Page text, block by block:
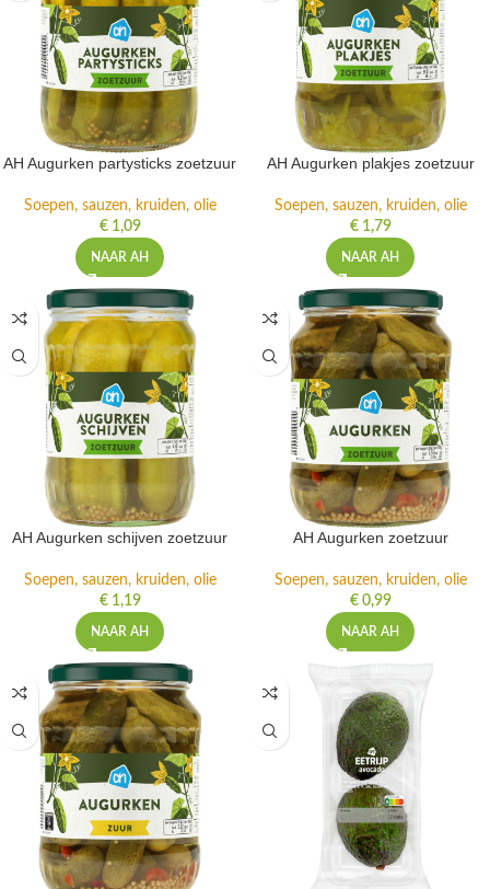
AH Augurken partysticks zoetzuur
Soepen, sauzen, kruiden, olie
€1,09
NAAR AH
AH Augurken plakjes zoetzuur
Soepen, sauzen, kruiden, olie
€1,79
NAAR AH
AH Augurken schijven zoetzuur
Soepen, sauzen, kruiden, olie
€1,19
NAAR AH
AH Augurken zoetzuur
Soepen, sauzen, kruiden, olie
€0,99
NAAR AH